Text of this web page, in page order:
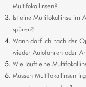
Multifokallinsen?
Ist eine Multifokallinse im
spüren?
Wann darf ich nach der
wieder Autofahren oder
Wie läuft eine
Müssen Multifokallinsen